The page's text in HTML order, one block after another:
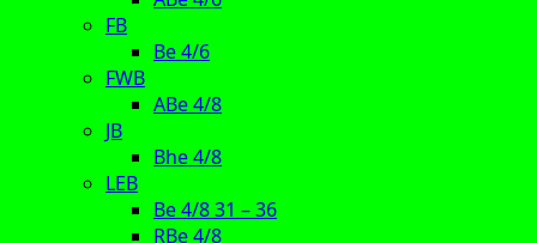
FB
Be 4/6
FWB
ABe 4/8
JB
Bhe 4/8
LEB
Be 4/8 31 – 36
RBe 4/8